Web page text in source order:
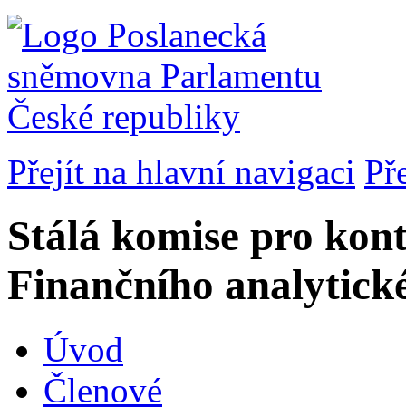
Přejít na hlavní navigaci
Stálá komise pro
Finančního
Úvod
Členové